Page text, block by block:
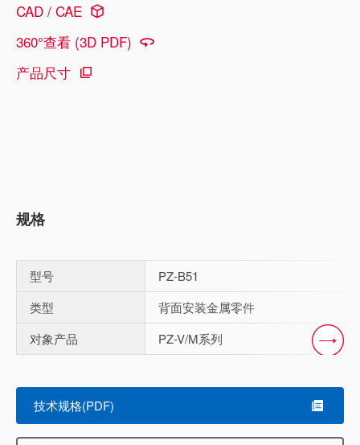
CAD / CAE
360°查看 (3D PDF)
产品尺寸
规格
型号
PZ-B51
类型
背面安装金属零件
对象产品
PZ-V/M系列
技术规格(PDF)